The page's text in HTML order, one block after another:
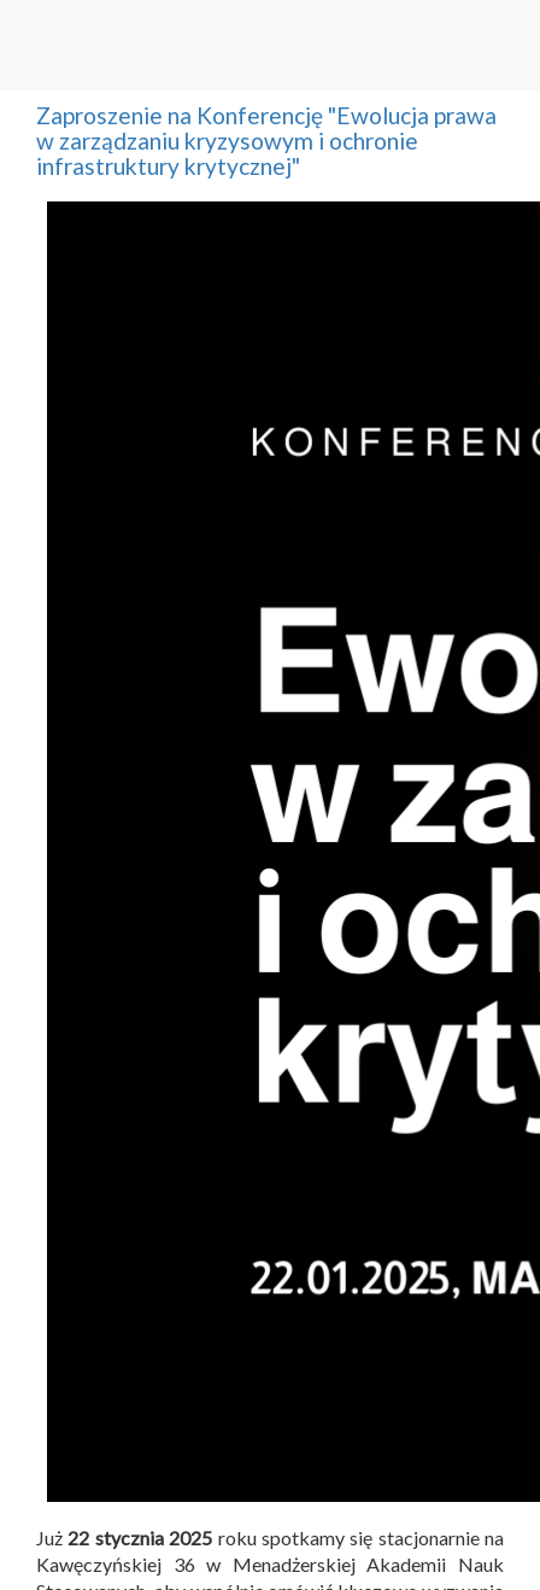
Zaproszenie na Konferencję "Ewolucja prawa
w zarządzaniu kryzysowym i ochronie
infrastruktury krytycznej"
Już 22 stycznia 2025 roku spotkamy się stacjonarnie na
Kawęczyńskiej 36 w Menadżerskiej Akademii Nauk